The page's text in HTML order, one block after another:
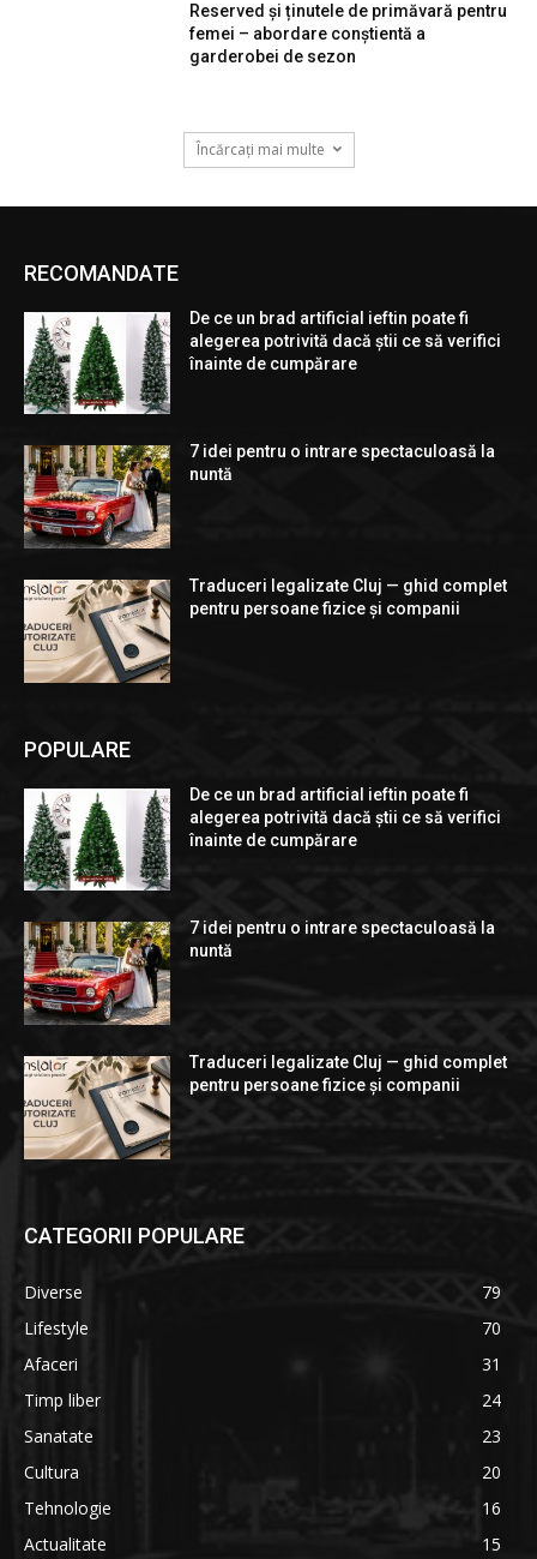
Reserved și ținutele de primăvară pentru
femei – abordare conștientă a
garderobei de sezon
Încărcați mai multe
RECOMANDATE
De ce un brad artificial ieftin poate fi
alegerea potrivită dacă știi ce să verifici
înainte de cumpărare
7 idei pentru o intrare spectaculoasă la
nuntă
Traduceri legalizate Cluj — ghid complet
pentru persoane fizice și companii
POPULARE
De ce un brad artificial ieftin poate fi
alegerea potrivită dacă știi ce să verifici
înainte de cumpărare
7 idei pentru o intrare spectaculoasă la
nuntă
Traduceri legalizate Cluj — ghid complet
pentru persoane fizice și companii
CATEGORII POPULARE
Diverse
79
Lifestyle
70
Afaceri
31
Timp liber
24
Sanatate
23
Cultura
20
Tehnologie
16
Actualitate
15